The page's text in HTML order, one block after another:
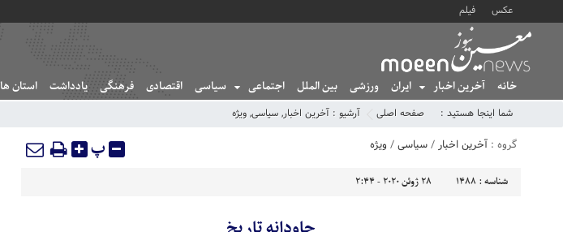
عکس فیلم
خانه آخرین اخبار ایران ورزشی بین الملل اجتماعی سیاسی اقتصادی فرهنگی یادداشت استان ها
شما اینجا هستید : صفحه اصلی آرشیو : آخرین اخبار, سیاسی, ویژه
گروه : آخرین اخبار/سیاسی/ ویژه پ
شناسه : 1488 28 ژوئن 2020 - 2:44